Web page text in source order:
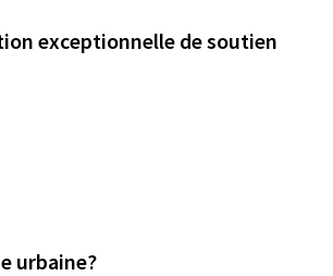
exceptionnelle de soutien
urbaine?